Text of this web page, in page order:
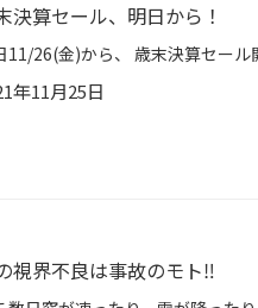
決算セール、明日から！
年11月25日
視界不良は事故のモト‼️